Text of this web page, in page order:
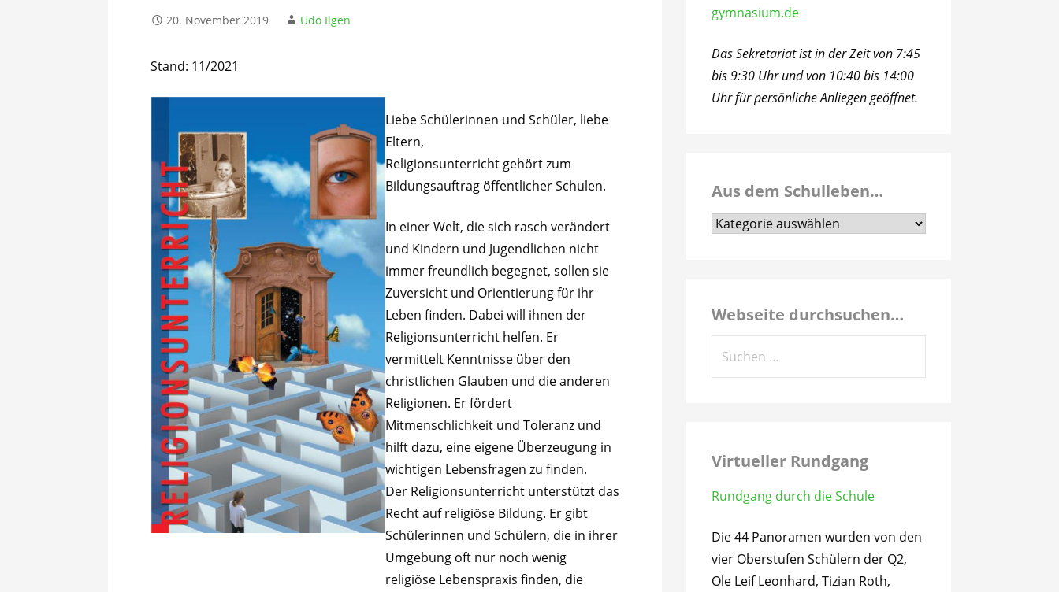
20. November 2019 Udo Ilgen
Stand: 11/2021
Liebe Schülerinnen und Schüler, liebe
Eltern,
Religionsunterricht gehört zum
Bildungsauftrag öffentlicher Schulen.
In einer Welt, die sich rasch verändert
und Kindern und Jugendlichen nicht
immer freundlich begegnet, sollen sie
Zuversicht und Orientierung für ihr
Leben finden. Dabei will ihnen der
Religionsunterricht helfen. Er
vermittelt Kenntnisse über den
christlichen Glauben und die anderen
Religionen. Er fördert
Mitmenschlichkeit und Toleranz und
hilft dazu, eine eigene Überzeugung in
wichtigen Lebensfragen zu finden.
Der Religionsunterricht unterstützt das
Recht auf religiöse Bildung. Er gibt
Schülerinnen und Schülern, die in ihrer
Umgebung oft nur noch wenig
religiöse Lebenspraxis finden, die
gymnasium.de
Das Sekretariat ist in der Zeit von 7:45
bis 9:30 Uhr und von 10:40 bis 14:00
Uhr für persönliche Anliegen geöffnet.
Aus dem Schulleben…
Aus
Webseite durchsuchen…
Virtueller Rundgang
Rundgang durch die Schule
Die 44 Panoramen wurden von den
vier Oberstufen Schülern der Q2,
Ole Leif Leonhard, Tizian Roth,